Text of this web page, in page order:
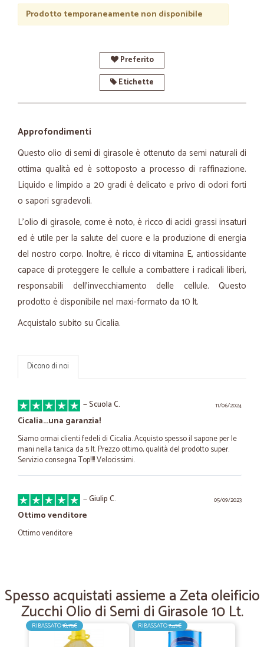
Prodotto temporaneamente non disponibile
Preferito
Etichette
Approfondimenti
Questo olio di semi di girasole è ottenuto da semi naturali di
ottima qualità ed è sottoposto a processo di raffinazione.
Liquido e limpido a 20 gradi è delicato e privo di odori forti
o sapori sgradevoli.
L’olio di girasole, come è noto, è ricco di acidi grassi insaturi
ed è utile per la salute del cuore e la produzione di energia
del nostro corpo. Inoltre, è ricco di vitamina E, antiossidante
capace di proteggere le cellule a combattere i radicali liberi,
responsabili dell’invecchiamento delle cellule. Questo
prodotto è disponibile nel maxi-formato da 10 lt.
Acquistalo subito su Cicalia.
Dicono di noi
11/06/2024
—Scuola C.
Cicalia...una garanzia!
Siamo ormai clienti fedeli di Cicalia. Acquisto spesso il sapone per le
mani nella tanica da 5 lt. Prezzo ottimo, qualità del prodotto super.
Servizio consegna Top!!!! Velocissimi.
05/09/2023
—Giulip C.
Ottimo venditore
Ottimo venditore
Regali ad amici lontani
Con Cicalia.com ho potuto inviare un cesto natalizio, consegnato
tempestivamente il 24 dicembre, permettendomi così di raggiungere
persone di altre regioni! Grazie per il vostro lavoro!
Spesso acquistati assieme a Zeta oleificio
Zucchi Olio di Semi di Girasole 10 Lt.
RIBASSATO18,75€ RIBASSATO7,49€